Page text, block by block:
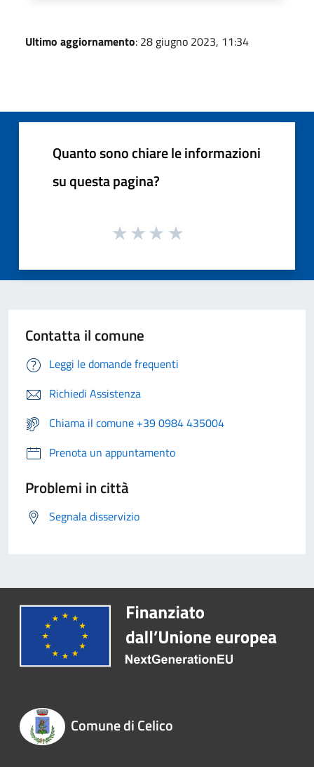
Ultimo aggiornamento: 28 giugno 2023, 11:34
Quanto sono chiare le informazioni
su questa pagina?
Contatta il comune
Leggi le domande frequenti
Richiedi Assistenza
Chiama il comune +39 0984 435004
Prenota un appuntamento
Problemi in città
Segnala disservizio
Comune di Celico